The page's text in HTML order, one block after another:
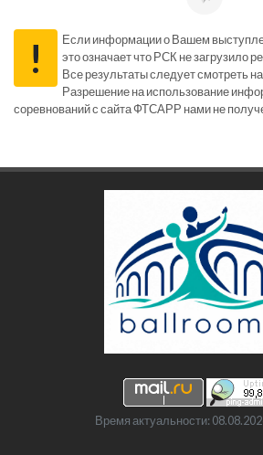
!
Если информации о Вашем
это означает что РСК не загрузило
Все результаты следует смотреть
Разрешение на использование
соревнований с сайта ФТСАРР нами не
Время актуальности: